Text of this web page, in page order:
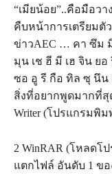
“เมียน้อย”..คือมือว
คืบหน้าการเตรียมตัว
ข่าวAEC … คา ซึม
มุน เช ฮี มี เฮ จิน ย
ซอ อู รี กือ ทิล ซุ นึน
สิ่งที่อยากพูดมากที่สุ
Writer (โปรแกรมพิ
2 WinRAR (โหลดโ
แตกไฟล์ อันดับ 1 ขอ